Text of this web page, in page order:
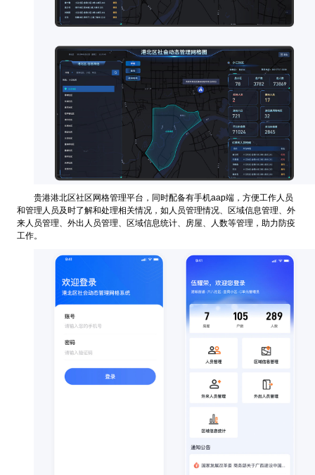
贵港港北区社区网格管理平台，同时配备有手机aap端，方便工作人员
和管理人员及时了解和处理相关情况，如人员管理情况、区域信息管理、外
来人员管理、外出人员管理、区域信息统计、房屋、人数等管理，助力防疫
工作。